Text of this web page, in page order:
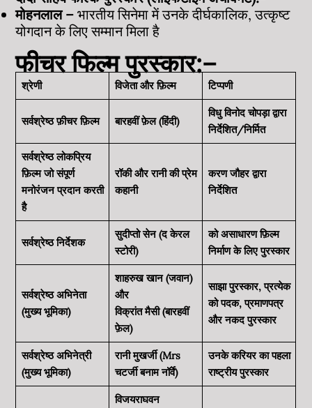
मोहनलाल –भारतीय सिनेमा में उनके दीर्घकालिक, उत्कृष्ट
योगदान के लिए सम्मान मिला है
फीचर फिल्म पुरस्कार:–
श्रेणी विजेता और फ़िल्म टिप्पणी
सर्वश्रेष्ठ फ़ीचर फ़िल्म बारहवीं फ़ेल (हिंदी)
विधु विनोद चोपड़ा द्वारा
निर्देशित/निर्मित
सर्वश्रेष्ठ लोकप्रिय
फ़िल्म जो संपूर्ण
मनोरंजन प्रदान करती
है
रॉकी और रानी की प्रेम
कहानी
करण जौहर द्वारा
निर्देशित
सर्वश्रेष्ठ निर्देशक
सुदीप्तो सेन (द केरल
स्टोरी)
को असाधारण फ़िल्म
निर्माण के लिए पुरस्कार
सर्वश्रेष्ठ अभिनेता
(मुख्य भूमिका)
शाहरुख खान (जवान)
और
विक्रांत मैसी (बारहवीं
फ़ेल)
साझा पुरस्कार, प्रत्येक
को पदक, प्रमाणपत्र
और नकद पुरस्कार
सर्वश्रेष्ठ अभिनेत्री
(मुख्य भूमिका)
रानी मुखर्जी (Mrs
चटर्जी बनाम नॉर्वे)
उनके करियर का पहला
राष्ट्रीय पुरस्कार
विजयराघवन